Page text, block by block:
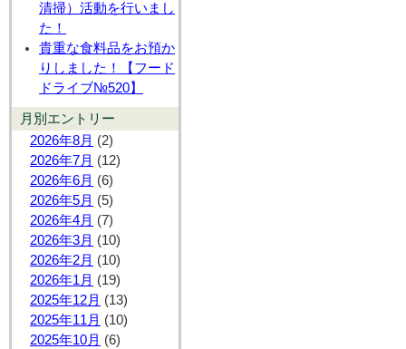
清掃）活動を行いまし
た！
貴重な食料品をお預か
りしました！【フード
ドライブ№520】
月別エントリー
2026年8月 (2)
2026年7月 (12)
2026年6月 (6)
2026年5月 (5)
2026年4月 (7)
2026年3月 (10)
2026年2月 (10)
2026年1月 (19)
2025年12月 (13)
2025年11月 (10)
2025年10月 (6)